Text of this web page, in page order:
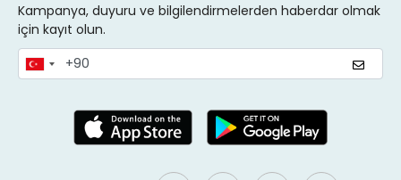
Kampanya, duyuru ve bilgilendirmelerden haberdar olmak
için kayıt olun.